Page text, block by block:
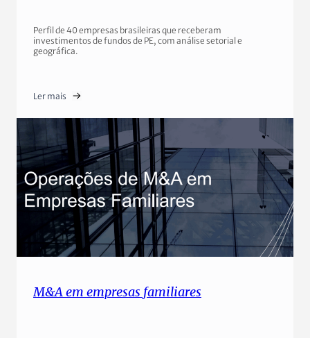
Perfil de 40 empresas brasileiras que receberam
investimentos de fundos de PE, com análise setorial e
geográfica.
Ler mais
M&A em empresas familiares